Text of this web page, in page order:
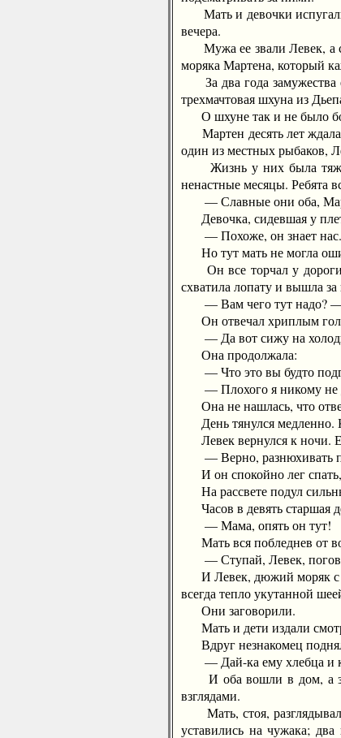
Мать и девочки
вечера.
Мужа ее звали Левек, а
моряка Мартена, который
За два года замужества
трехмачтовая шхуна из
О шхуне так и не было
Мартен десять лет ждала
один из местных рыбаков,
Жизнь у них была
ненастные месяцы. Ребята
— Славные они оба,
Девочка, сидевшая у
— Похоже, он знает нас.
Но тут мать не могла
Он все торчал у дороги,
схватила лопату и вышла за
— Вам чего тут надо? —
Он отвечал хриплым
— Да вот сижу на
Она продолжала:
— Что это вы будто
— Плохого я никому не
Она не нашлась, что
День тянулся медленно.
Левек вернулся к ночи.
— Верно, разнюхивать
И он спокойно лег спать,
На рассвете подул
Часов в девять старшая
— Мама, опять он тут!
Мать вся побледнев от
— Ступай, Левек,
И Левек, дюжий моряк с
всегда тепло укутанной
Они заговорили.
Мать и дети издали
Вдруг незнакомец
— Дай-ка ему хлебца и
И оба вошли в дом, а за
взглядами.
Мать, стоя,
уставились на чужака;